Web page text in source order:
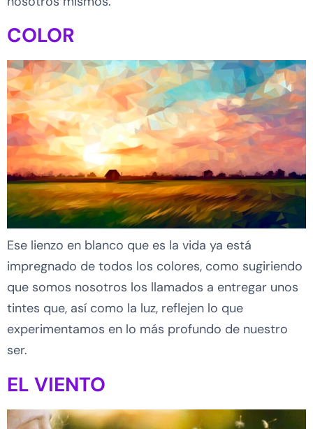
COLOR
Ese lienzo en blanco que es la vida ya está
impregnado de todos los colores, como sugiriendo
que somos nosotros los llamados a entregar unos
tintes que, así como la luz, reflejen lo que
experimentamos en lo más profundo de nuestro
ser.
EL VIENTO